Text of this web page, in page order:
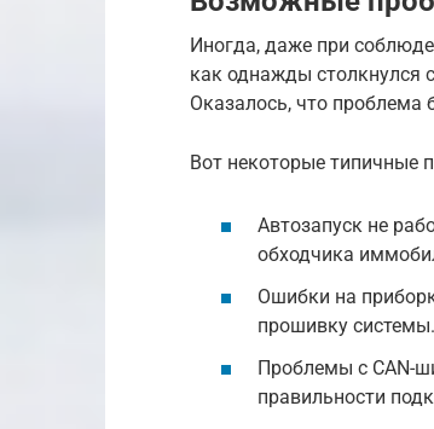
Иногда, даже при
как однажды столкнулся
Оказалось, что проблема
Вот некоторые типичные
Автозапуск не
обходчика
Ошибки на
прошивку системы.
Проблемы с CAN-
правильности